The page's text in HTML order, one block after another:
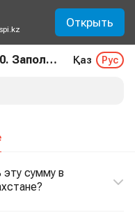
Открыть
Декларация по форме 250. Заполнение Қаз Рус
эту сумму в